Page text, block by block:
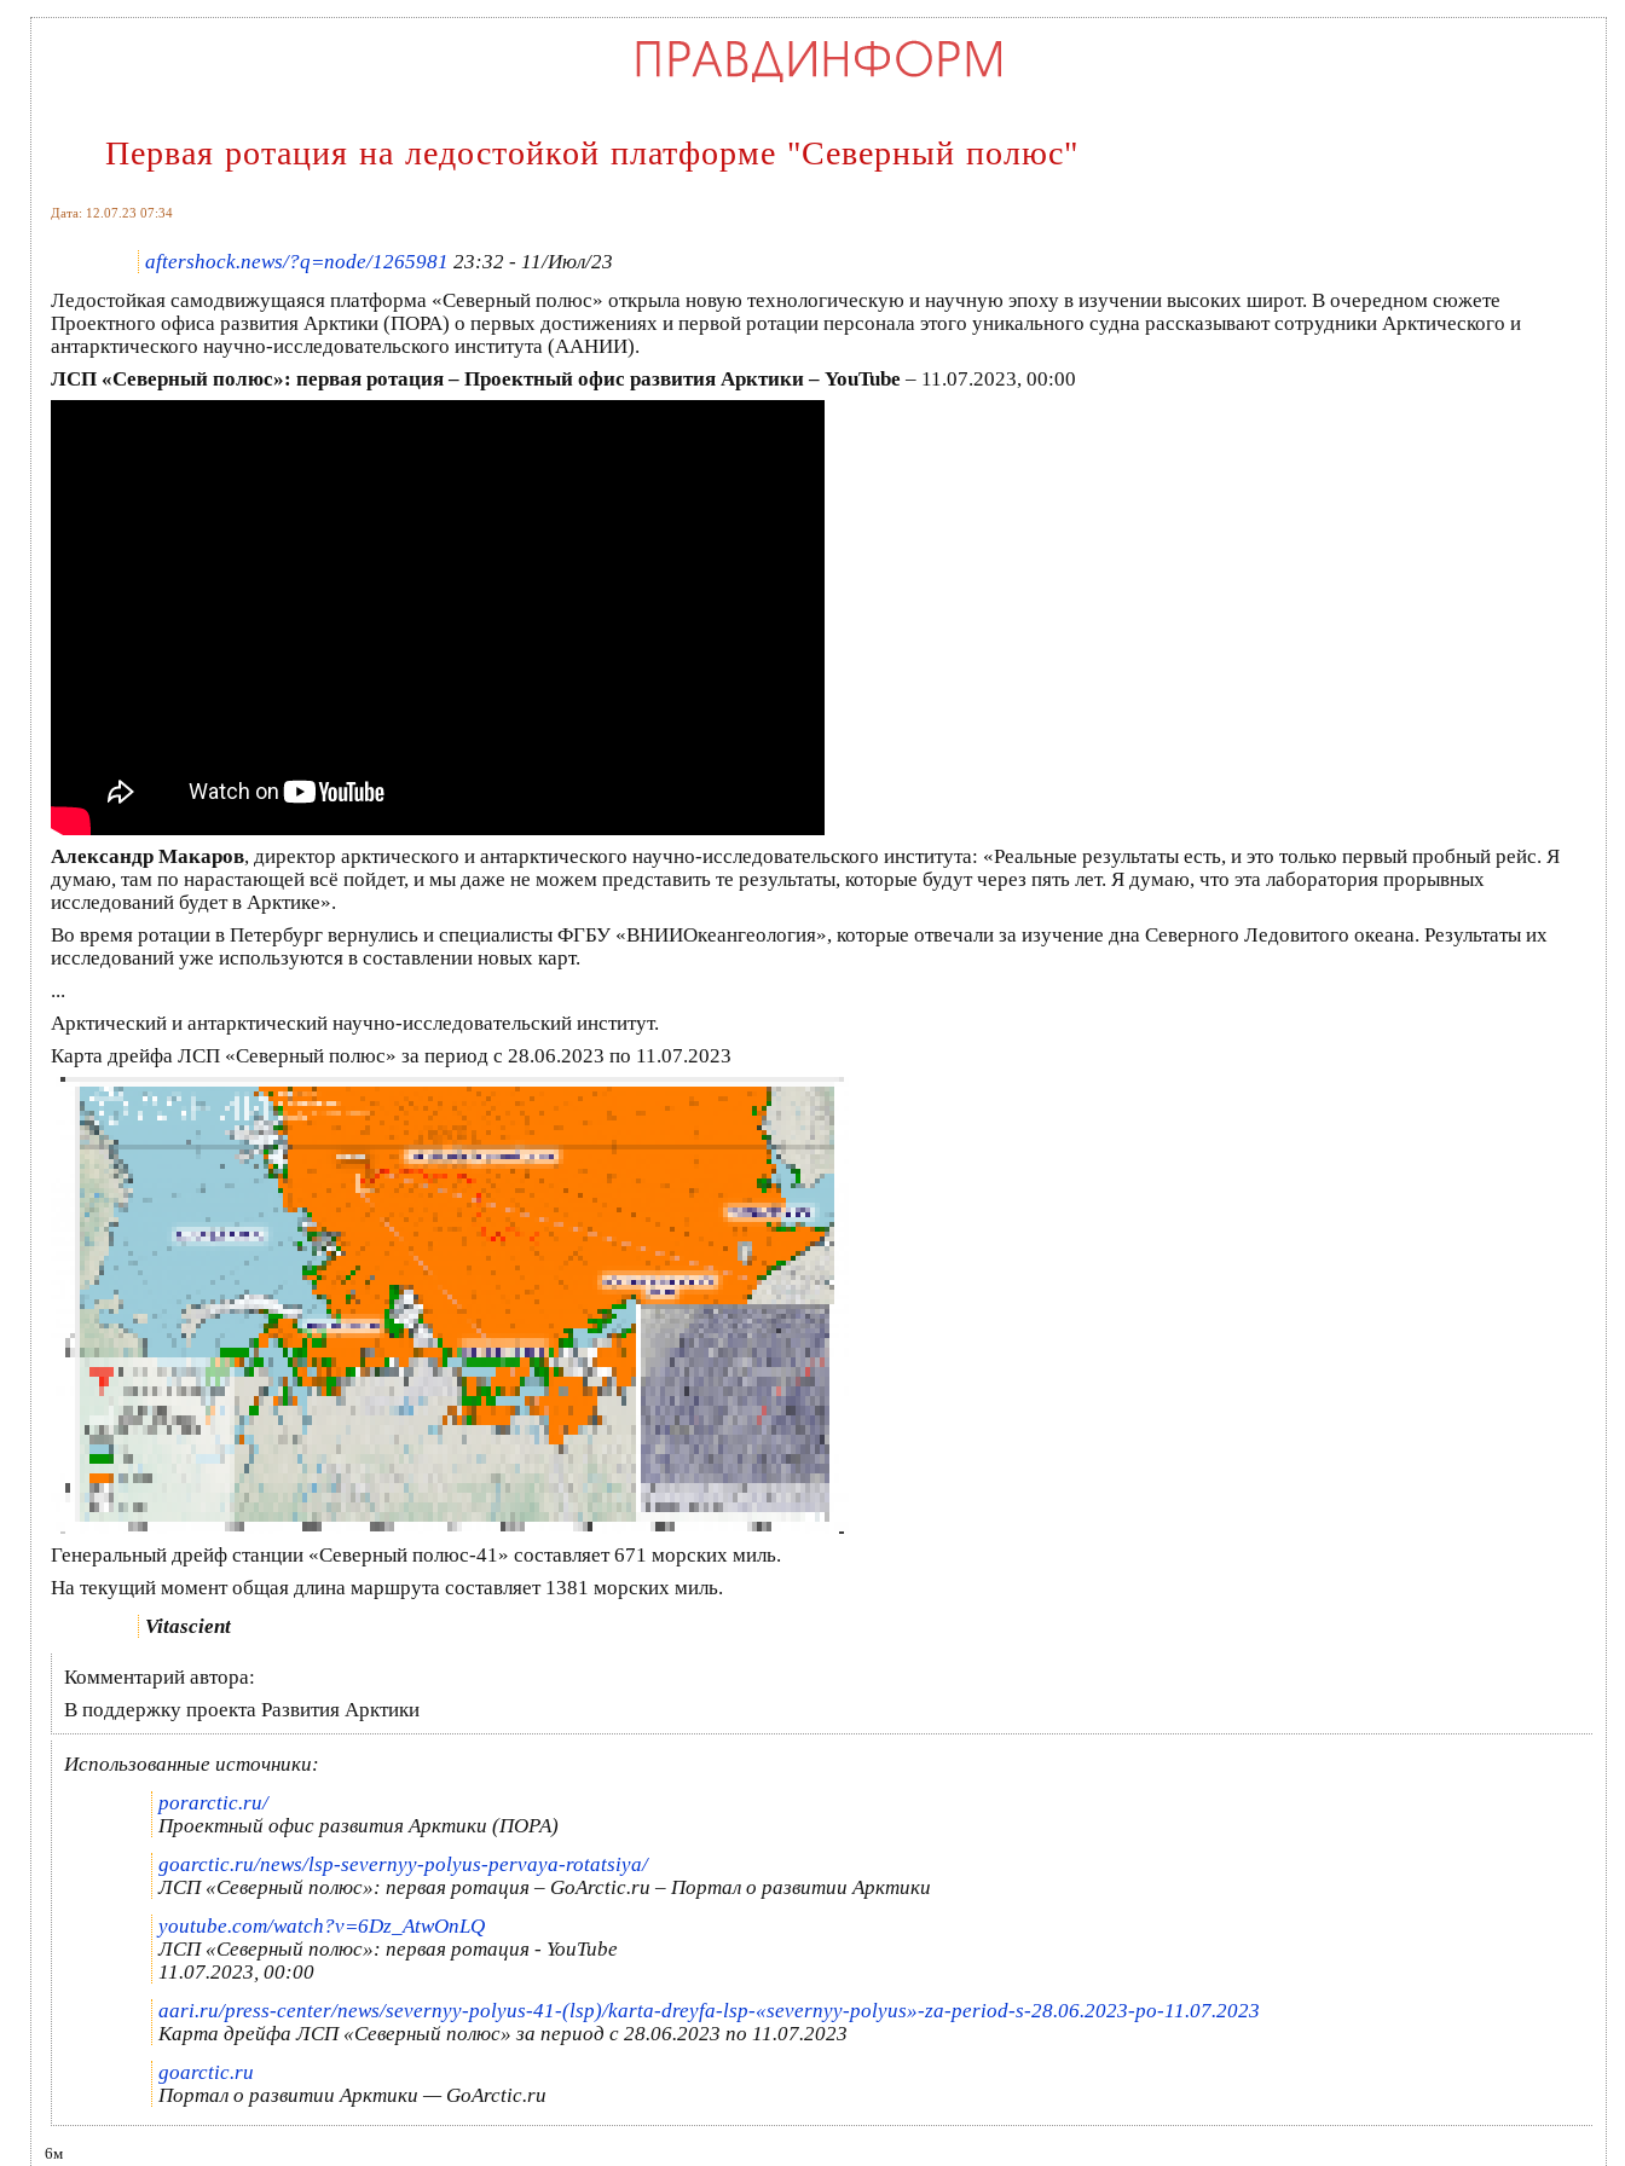
Первая ротация на ледостойкой платформе "Северный полюс"
Дата: 12.07.23 07:34
aftershock.news/?q=node/1265981 23:32 - 11/Июл/23
Ледостойкая самодвижущаяся платформа «Северный полюс» открыла новую технологическую и научную эпоху в изучении высоких широт. В очередном сюжете
Проектного офиса развития Арктики (ПОРА) о первых достижениях и первой ротации персонала этого уникального судна рассказывают сотрудники Арктического и
антарктического научно-исследовательского института (ААНИИ).
ЛСП «Северный полюс»: первая ротация – Проектный офис развития Арктики – YouTube – 11.07.2023, 00:00
Александр Макаров, директор арктического и антарктического научно-исследовательского института: «Реальные результаты есть, и это только первый пробный рейс. Я
думаю, там по нарастающей всё пойдет, и мы даже не можем представить те результаты, которые будут через пять лет. Я думаю, что эта лаборатория прорывных
исследований будет в Арктике».
Во время ротации в Петербург вернулись и специалисты ФГБУ «ВНИИОкеангеология», которые отвечали за изучение дна Северного Ледовитого океана. Результаты их
исследований уже используются в составлении новых карт.
...
Арктический и антарктический научно-исследовательский институт.
Карта дрейфа ЛСП «Северный полюс» за период с 28.06.2023 по 11.07.2023
Генеральный дрейф станции «Северный полюс-41» составляет 671 морских миль.
На текущий момент общая длина маршрута составляет 1381 морских миль.
Vitascient
Комментарий автора:
В поддержку проекта Развития Арктики
Использованные источники:
porarctic.ru/
Проектный офис развития Арктики (ПОРА)
goarctic.ru/news/lsp-severnyy-polyus-pervaya-rotatsiya/
ЛСП «Северный полюс»: первая ротация – GoArctic.ru – Портал о развитии Арктики
youtube.com/watch?v=6Dz_AtwOnLQ
ЛСП «Северный полюс»: первая ротация - YouTube
11.07.2023, 00:00
aari.ru/press-center/news/severnyy-polyus-41-(lsp)/karta-dreyfa-lsp-«severnyy-polyus»-za-period-s-28.06.2023-po-11.07.2023
Карта дрейфа ЛСП «Северный полюс» за период с 28.06.2023 по 11.07.2023
goarctic.ru
Портал о развитии Арктики — GoArctic.ru
6м